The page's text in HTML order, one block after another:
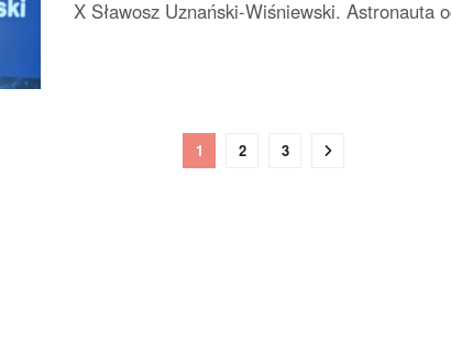
X Sławosz Uznański-Wiśniewski. Astronauta
1 2 3